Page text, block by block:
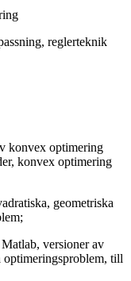
reglerteknik
konvex optimering
konvex optimering
geometriska
versioner av
optimeringsproblem, till